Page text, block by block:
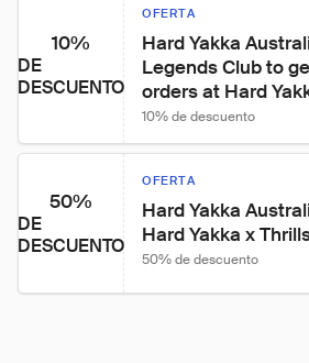
10%
DE
DESCUENTO
OFERTA
Hard Yakka
Legends Club to
orders at Hard
10% de descuento
50%
DE
DESCUENTO
OFERTA
Hard Yakka
Hard Yakka x
50% de descuento